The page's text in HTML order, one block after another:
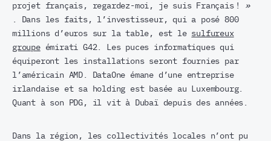
projet français, regardez-moi, je suis Français ! »
. Dans les faits, l’investisseur, qui a posé 800
millions d’euros sur la table, est le sulfureux
groupeémirati G42. Les puces informatiques qui
équiperont les installations seront fournies par
l’américain AMD. DataOne émane d’une entreprise
irlandaise et sa holding est basée au Luxembourg.
Quant à son PDG, il vit à Dubaï depuis des années.
Dans la région, les collectivités locales n’ont pu